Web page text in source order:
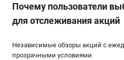
Почему пользователи
для отслеживания акций
Независимые обзоры акций с
прозрачными условиями